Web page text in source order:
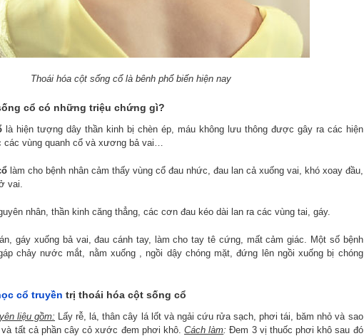
Thoái hóa cột sống cổ là bênh phổ biến hiện nay
cổ có những triệu chứng gì?
là hiện tượng dây thần kinh bị chèn ép, máu không lưu thông được gây ra các hiện
vùng quanh cổ và xương bả vai…
làm cho bệnh nhân cảm thấy vùng cổ đau nhức, đau lan cả xuống vai, khó xoay đầu,
vai.
nhân, thần kinh căng thẳng, các cơn đau kéo dài lan ra các vùng tai, gáy.
gáy xuống bả vai, đau cánh tay, làm cho tay tê cứng, mất cảm giác. Một số bệnh
chảy nước mắt, nằm xuống , ngồi dậy chóng mặt, đứng lên ngồi xuống bị chóng
cổ truyền trị thoái hóa cột sống cổ
liệu gồm: Lấy rễ, lá, thân cây lá lốt và ngải cứu rửa sạch, phơi tái, băm nhỏ và sao
tất cả phần cây cỏ xước đem phơi khô. Cách làm: Đem 3 vị thuốc phơi khô sau đó